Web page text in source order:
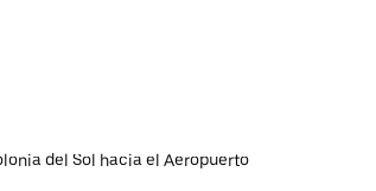
del Sol hacia el Aeropuerto